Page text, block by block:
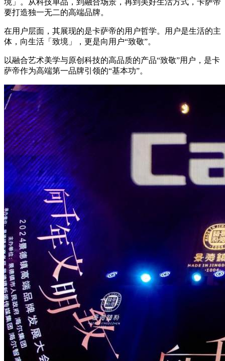
要打造独一无二的高端品牌。
在用户层面，其展现的是卡萨帝的用户哲学。用户是生活的主
体，向生活「致境」，更是向用户“致敬”。
以融合艺术美学与原创科技的高品质的产品“致敬”用户，是卡
萨帝作为高端第一品牌引领的“基本功”。